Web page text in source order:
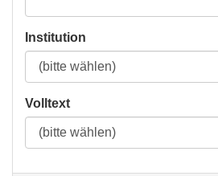
Institution
Volltext